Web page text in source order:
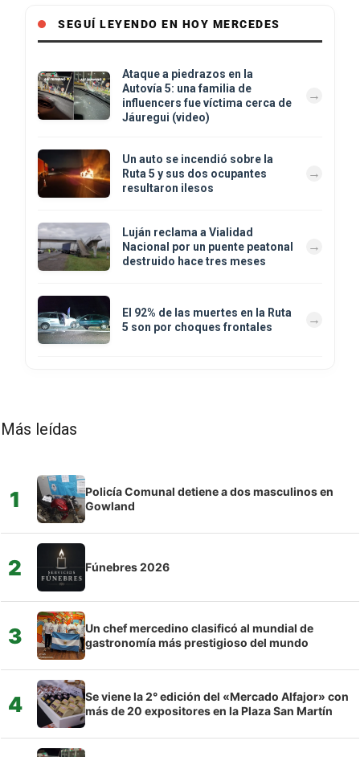
SEGUÍ LEYENDO EN HOY MERCEDES
Ataque a piedrazos en la
Autovía 5: una familia de
influencers fue víctima cerca de
Jáuregui (video)
Un auto se incendió sobre la
Ruta 5 y sus dos ocupantes
resultaron ilesos
Luján reclama a Vialidad
Nacional por un puente peatonal
destruido hace tres meses
El 92% de las muertes en la Ruta
5 son por choques frontales
Más leídas
1
Policía Comunal detiene a dos masculinos en
Gowland
2 Fúnebres 2026
3
Un chef mercedino clasificó al mundial de
gastronomía más prestigioso del mundo
4
Se viene la 2° edición del «Mercado Alfajor» con
más de 20 expositores en la Plaza San Martín